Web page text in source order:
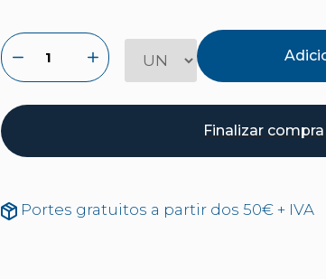
Finalizar compra
Portes gratuitos a partir dos 50€ + IVA